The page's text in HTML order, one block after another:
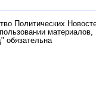
Политических
материалов,
обязательна